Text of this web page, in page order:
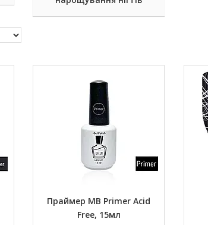
Праймер MB Primer Acid
Free, 15мл